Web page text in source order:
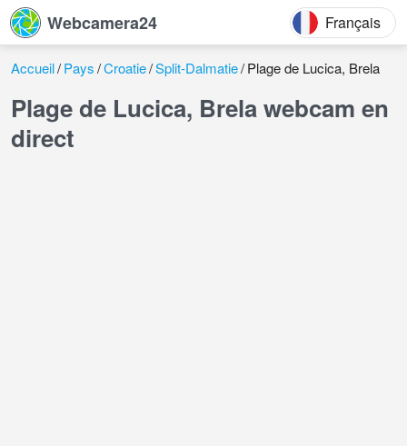
Webcamera24 Français
Accueil Pays Croatie Split-Dalmatie Plage de Lucica, Brela
Plage de Lucica, Brela webcam en
direct